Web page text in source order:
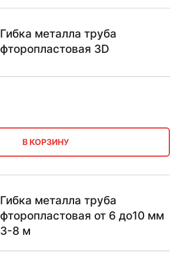
Гибка металла труба
фторопластовая 3D
В КОРЗИНУ
Гибка металла труба
фторопластовая от 6 до10 мм
3-8 м